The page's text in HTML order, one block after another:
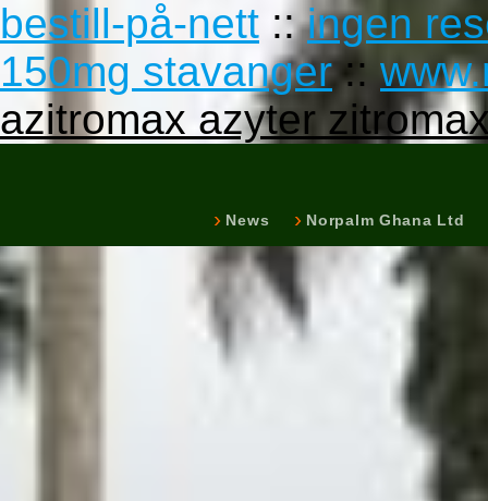
bestill-på-nett ::ingen
150mg stavanger::
azitromax azyter
News Norpalm Ghana Ltd